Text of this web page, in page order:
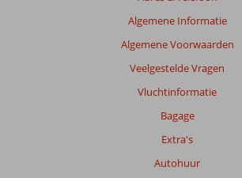
Algemene Informatie
Algemene Voorwaarden
Veelgestelde Vragen
Vluchtinformatie
Bagage
Extra's
Autohuur